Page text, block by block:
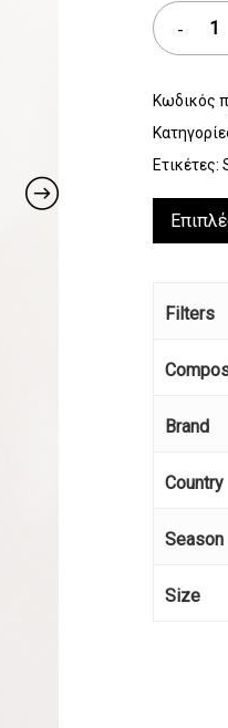
Κωδικός
Ετικέτες:
Filters
Brand
Country
Season
Size